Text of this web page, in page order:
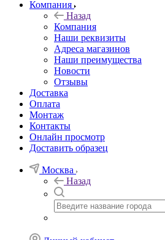
Компания
Назад
Компания
Наши реквизиты
Адреса магазинов
Наши преимущества
Новости
Отзывы
Доставка
Оплата
Монтаж
Контакты
Онлайн просмотр
Доставить образец
Москва
Назад